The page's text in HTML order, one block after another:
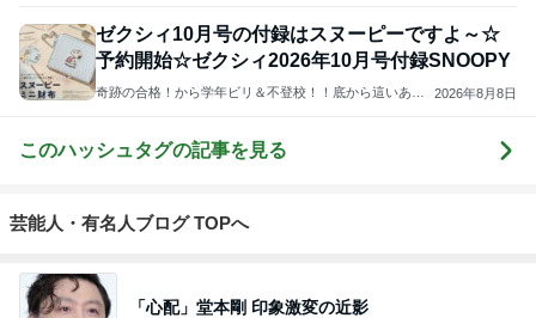
ゼクシィ10月号の付録はスヌーピーですよ～☆
予約開始☆ゼクシィ2026年10月号付録SNOOPY
奇跡の合格！から学年ビリ＆不登校！！底から這いあが
2026年8月8日
このハッシュタグの記事を見る
芸能人・有名人ブログ TOPへ
「心配」堂本剛 印象激変の近影